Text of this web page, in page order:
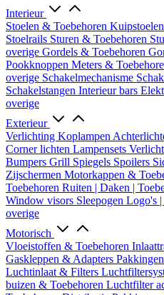
Interieur
Stoelen & Toebehoren Kuipstoelen
Stoelrails Sturen & Toebehoren
overige Gordels & Toebehoren
Pookknoppen Meters &
overige Schakelmechanisme
Schakelstangen Interieur bars
overige
Exterieur
Verlichting Koplampen
Corner lichten Lampensets
Bumpers Grill Spiegels Spoilers
Zijschermen Motorkappen &
Toebehoren Ruiten | Daken |
Window visors Sleepogen Logo's |
overige
Motorisch
Vloeistoffen & Toebehoren
Gaskleppen & Adapters
Luchtinlaat & Filters
buizen & Toebehoren Luchtfilter